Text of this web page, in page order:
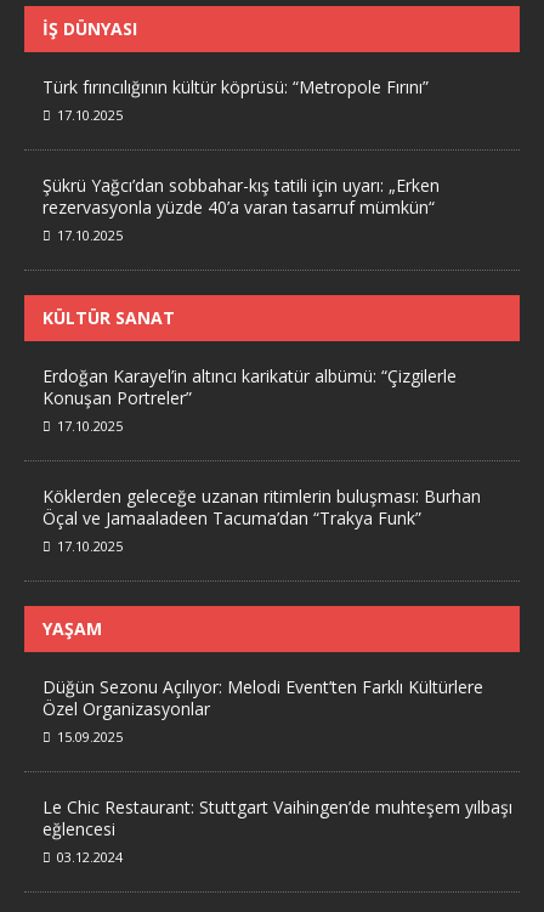
İŞ DÜNYASI
Türk fırıncılığının kültür köprüsü: “Metropole Fırını”
17.10.2025
Şükrü Yağcı’dan sobbahar-kış tatili için uyarı: „Erken
rezervasyonla yüzde 40’a varan tasarruf mümkün“
17.10.2025
KÜLTÜR SANAT
Erdoğan Karayel’in altıncı karikatür albümü: “Çizgilerle
Konuşan Portreler”
17.10.2025
Köklerden geleceğe uzanan ritimlerin buluşması: Burhan
Öçal ve Jamaaladeen Tacuma’dan “Trakya Funk”
17.10.2025
YAŞAM
Düğün Sezonu Açılıyor: Melodi Event’ten Farklı Kültürlere
Özel Organizasyonlar
15.09.2025
Le Chic Restaurant: Stuttgart Vaihingen’de muhteşem yılbaşı
eğlencesi
03.12.2024